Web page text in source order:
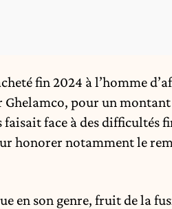
fin 2024 à l’homme
pour un montant
faisait face à des
honorer notamment le
en son genre, fruit de la